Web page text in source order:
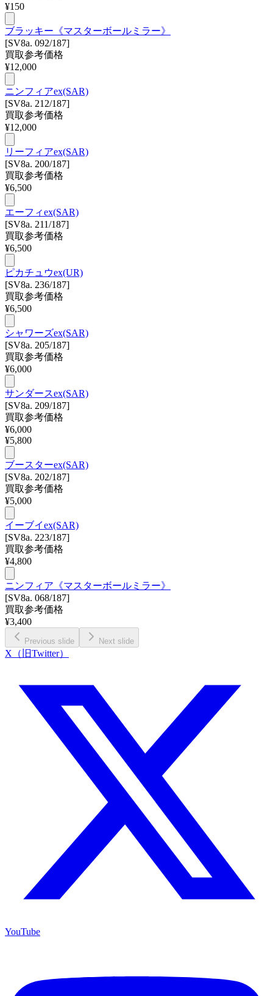
¥150
ブラッキー《マスターボールミラー》
[SV8a. 092/187]
買取参考価格
¥12,000
ニンフィアex(SAR)
[SV8a. 212/187]
買取参考価格
¥12,000
リーフィアex(SAR)
[SV8a. 200/187]
買取参考価格
¥6,500
エーフィex(SAR)
[SV8a. 211/187]
買取参考価格
¥6,500
ピカチュウex(UR)
[SV8a. 236/187]
買取参考価格
¥6,500
シャワーズex(SAR)
[SV8a. 205/187]
買取参考価格
¥6,000
サンダースex(SAR)
[SV8a. 209/187]
買取参考価格
¥6,000
¥5,800
ブースターex(SAR)
[SV8a. 202/187]
買取参考価格
¥5,000
イーブイex(SAR)
[SV8a. 223/187]
買取参考価格
¥4,800
ニンフィア《マスターボールミラー》
[SV8a. 068/187]
買取参考価格
¥3,400
Previous slide Next slide
X（旧Twitter）
YouTube